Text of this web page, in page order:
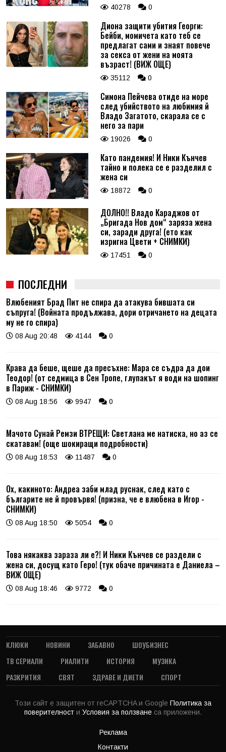
40278 0
Диона защити убития Георги:
Бейби, момичета като теб се
предлагат сами и знаят повече
за секса от жени на моята
възраст! (ВИЖ ОЩЕ)
35112 0
Симона Пейчева отиде на море
след убийството на любимия й
Владо Загатото, скарала се с
него за пари
19026 0
Като пандемия! И Ники Кънчев
тайно и полека се е разделил с
жена си
18872 0
ДОЛНО!! Владо Караджов от
„Бригада Нов дом“ заряза жена
си, заради друга! (ето как
изригна Цвети + СНИМКИ)
17451 0
ПОСЛЕДНИ
Влюбеният Брад Пит не спира да атакува бившата си
съпруга! (Войната продължава, дори отричането на децата
му не го спира)
08 Aug 20:48 4144 0
Крава да беше, щеше да пресъхне: Мара се съдра да дои
Теодор! (от седмица в Сен Тропе, глупакът я води на шопинг
в Париж - СНИМКИ)
08 Aug 18:56 9947 0
Мачото Сунай Ремзи ВТРЕЩИ: Светлана ме натиска, но аз се
скатавам! (още шокиращи подробности)
08 Aug 18:53 11487 0
Ох, какиното: Андреа заби млад руснак, след като с
българите не й провървя! (призна, че е влюбена в Игор -
СНИМКИ)
08 Aug 18:50 5054 0
Това някаква зараза ли е?! И Ники Кънчев се раздели с
жена си, досущ като Геро! (тук обаче причината е Даниела –
ВИЖ ОЩЕ)
08 Aug 18:46 9772 0
КЛЮКИ НОВИНИ ЗАБАВНО
ШОУБИЗНЕС
ТВ СЕРИАЛИ
РИАЛИТИ ИСТОРИЯ
МУЗИКА
РАЗКРИТИЯ
СВЯТ ЗДРАВЕ И ДИЕТИ СПОРТ
Този сайт е защитен от reCAPTCHA и Google Политика за
поверителност и Условия за ползване са приложени.
Реклама
Контакти